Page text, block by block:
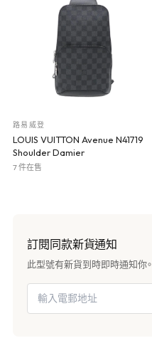
路易威登
LOUIS VUITTON Avenue N41719
Shoulder Damier
7 件在售
訂閱同款新貨通知
此型號有新貨到時即時通知你。